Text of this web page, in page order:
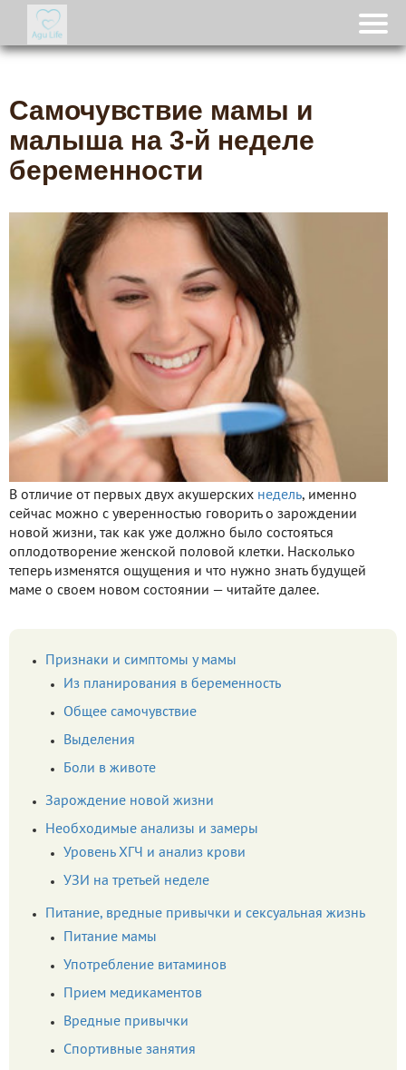
Самочувствие мамы и
малыша на 3-й неделе
беременности
В отличие от первых двух акушерских недель, именно
сейчас можно с уверенностью говорить о зарождении
новой жизни, так как уже должно было состояться
оплодотворение женской половой клетки. Насколько
теперь изменятся ощущения и что нужно знать будущей
маме о своем новом состоянии — читайте далее.
Признаки и симптомы у мамы
Из планирования в беременность
Общее самочувствие
Выделения
Боли в животе
Зарождение новой жизни
Необходимые анализы и замеры
Уровень ХГЧ и анализ крови
УЗИ на третьей неделе
Питание, вредные привычки и сексуальная жизнь
Питание мамы
Употребление витаминов
Прием медикаментов
Вредные привычки
Спортивные занятия